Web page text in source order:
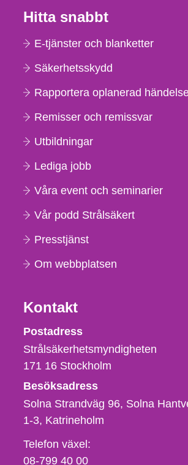
Hitta snabbt
E-tjänster och blanketter
Säkerhetsskydd
Rapportera oplanerad
Remisser och remissvar
Utbildningar
Lediga jobb
Våra event och seminarier
Vår podd Strålsäkert
Presstjänst
Om webbplatsen
Kontakt
Strålsäkerhetsmyndigheten
Postadress
Strålsäkerhetsmyndigheten
171 16 Stockholm
Besöksadress
Solna Strandväg 96, Solna
1-3 Katrineholm
Telefon,
fax
Telefon växel:
08-799 40 00